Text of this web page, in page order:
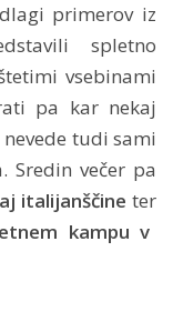
primerov iz
spletno
vsebinami
pa kar nekaj
tudi sami
Sredin večer pa
italijanščine ter
kampu v